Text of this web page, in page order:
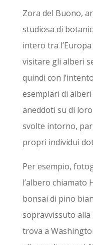
Zora del Buono,
studiosa di
intero tra
visitare gli alberi
quindi con
esemplari di
aneddoti su di
svolte intorno,
propri individui
Per esempio,
l’albero chiamato
bonsai di pino
sopravvissuto alla
trova a